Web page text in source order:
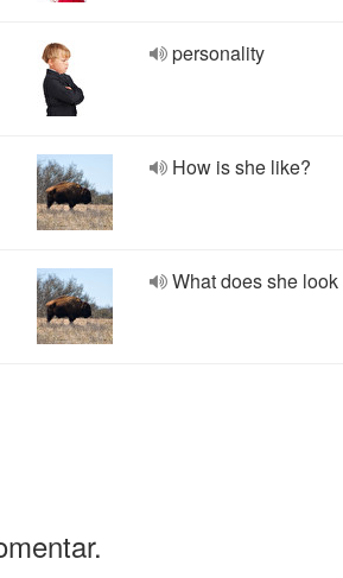
personality
How is she like?
What does she